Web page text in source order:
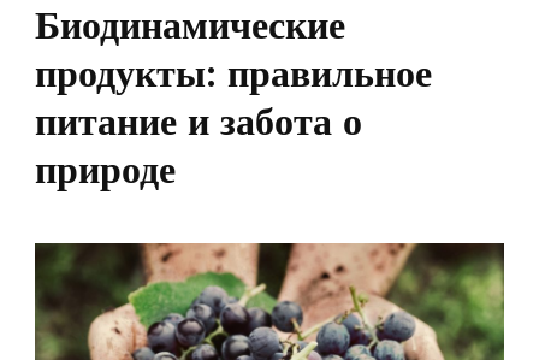
Биодинамические
продукты: правильное
питание и забота о
природе